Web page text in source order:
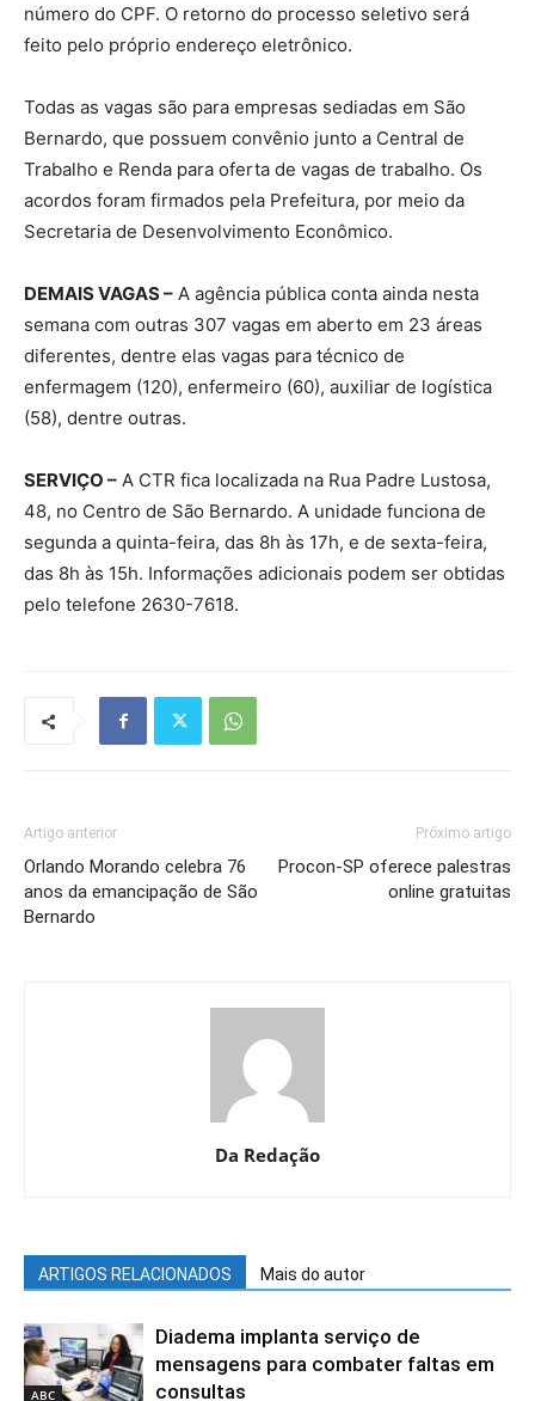
número do CPF. O retorno do processo seletivo será
feito pelo próprio endereço eletrônico.
Todas as vagas são para empresas sediadas em São
Bernardo, que possuem convênio junto a Central de
Trabalho e Renda para oferta de vagas de trabalho. Os
acordos foram firmados pela Prefeitura, por meio da
Secretaria de Desenvolvimento Econômico.
DEMAIS VAGAS – A agência pública conta ainda nesta
semana com outras 307 vagas em aberto em 23 áreas
diferentes, dentre elas vagas para técnico de
enfermagem (120), enfermeiro (60), auxiliar de logística
(58), dentre outras.
SERVIÇO – A CTR fica localizada na Rua Padre Lustosa,
48, no Centro de São Bernardo. A unidade funciona de
segunda a quinta-feira, das 8h às 17h, e de sexta-feira,
das 8h às 15h. Informações adicionais podem ser obtidas
pelo telefone 2630-7618.
Artigo anterior
Orlando Morando celebra 76
anos da emancipação de São
Bernardo
Próximo artigo
Procon-SP oferece palestras
online gratuitas
Da Redação
ARTIGOS RELACIONADOS Mais do autor
ABC
Diadema implanta serviço de
mensagens para combater faltas em
consultas